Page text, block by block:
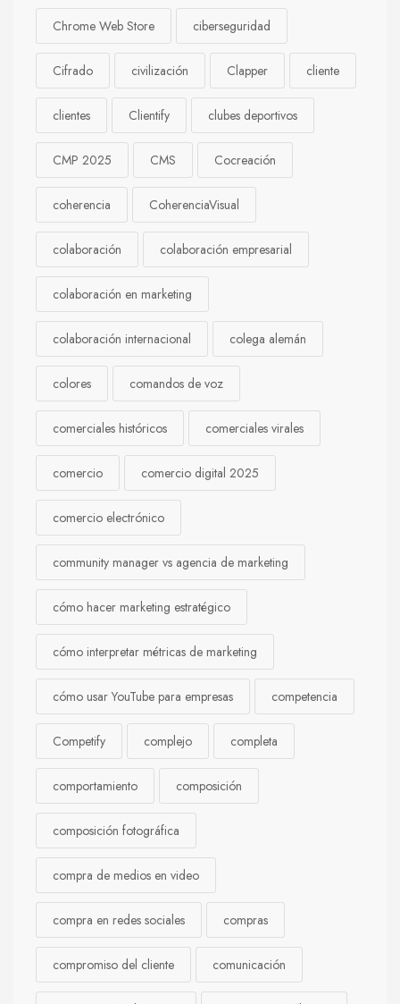
Chrome Web Store ciberseguridad
Cifrado civilización Clapper cliente
clientes Clientify clubes deportivos
CMP 2025 CMS Cocreación
coherencia CoherenciaVisual
colaboración colaboración empresarial
colaboración en marketing
colaboración internacional colega alemán
colores comandos de voz
comerciales históricos comerciales virales
comercio comercio digital 2025
comercio electrónico
community manager vs agencia de marketing
cómo hacer marketing estratégico
cómo interpretar métricas de marketing
cómo usar YouTube para empresas competencia
Competify complejo completa
comportamiento composición
composición fotográfica
compra de medios en video
compra en redes sociales compras
compromiso del cliente comunicación